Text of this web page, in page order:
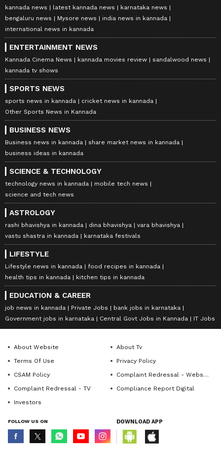
kannada news latest kannada news
karnataka news
bengaluru news
Mysore news
india news in kannada
international news in kannada
ENTERTAINMENT NEWS
Kannada Cinema News kannada movies review
sandalwood news
kannada tv shows
SPORTS NEWS
sports news in kannada
cricket news in kannada
Other Sports News in Kannada
BUSINESS NEWS
Business news in kannada
share market news in kannada
business ideas in kannada
SCIENCE & TECHNOLOGY
technology news in kannada
mobile tech news
science and tech news
ASTROLOGY
rashi bhavishya in kannada dina bhavishya
vara bhavishya
vastu shastra in kannada
karnataka festivals
LIFESTYLE
Lifestyle news in kannada
food recipes in kannada
health tips in kannada
kitchen tips in kannada
EDUCATION & CAREER
job news in kannada Private Jobs
bank jobs in karnataka
Government jobs in karnataka
Central Govt Jobs in Kannada IT Jobs
About Website
About Tv
Terms Of Use
Privacy Policy
CSAM Policy
Complaint Redressal - Website
Complaint Redressal - TV
Compliance Report Digital
Investors
FOLLOW US ON DOWNLOAD APP